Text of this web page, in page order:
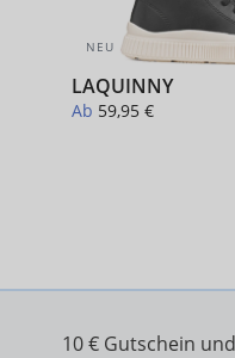
NEU
LAQUINNY
Ab 59,95 €
10 € Gutschein